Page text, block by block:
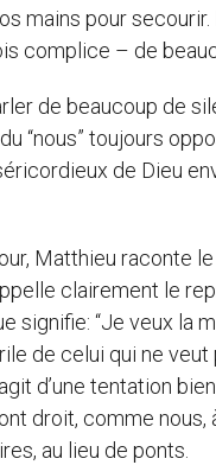
mains pour
complice – de
de beaucoup de
“nous” toujours
de Dieu
Matthieu raconte
clairement le
signifie: “Je veux la
de celui qui ne
d’une tentation
droit, comme
au lieu de ponts.